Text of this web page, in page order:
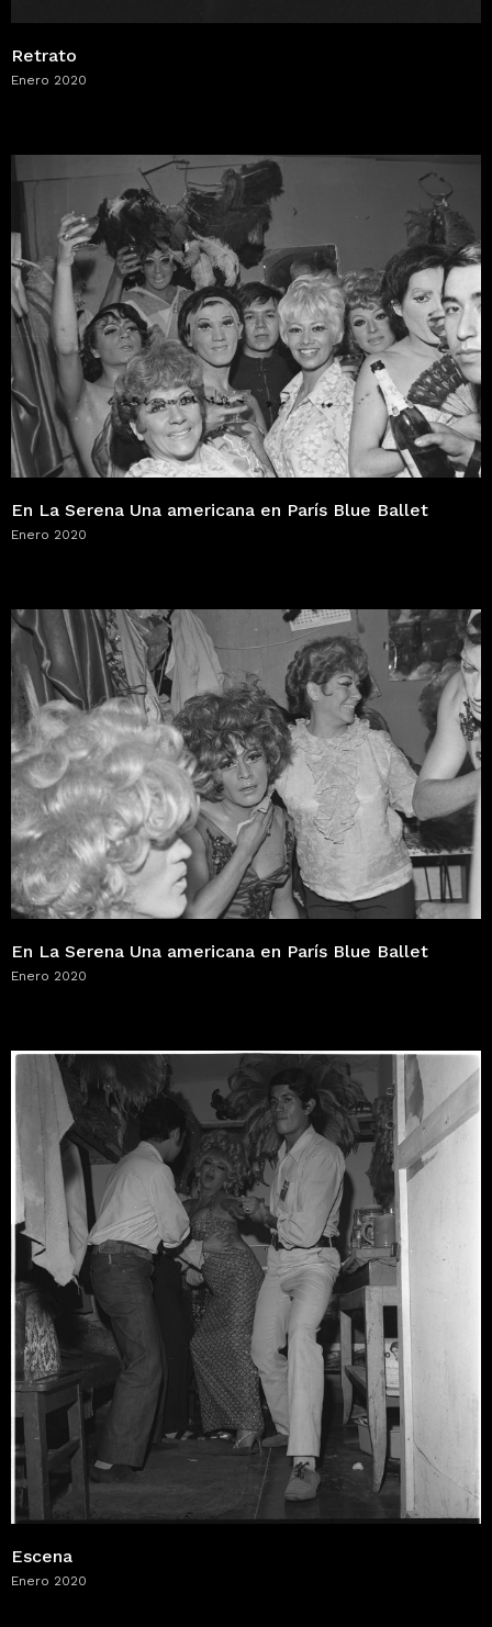
Retrato
Enero 2020
En La Serena Una americana en París Blue Ballet
Enero 2020
En La Serena Una americana en París Blue Ballet
Enero 2020
Escena
Enero 2020